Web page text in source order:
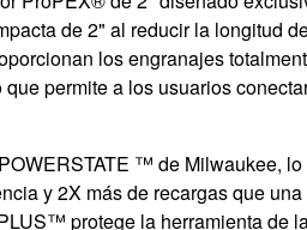
de 2" al reducir la longitud
los engranajes
permite a los usuarios
™ de Milwaukee,
y 2X más de recargas que
protege la herramienta de